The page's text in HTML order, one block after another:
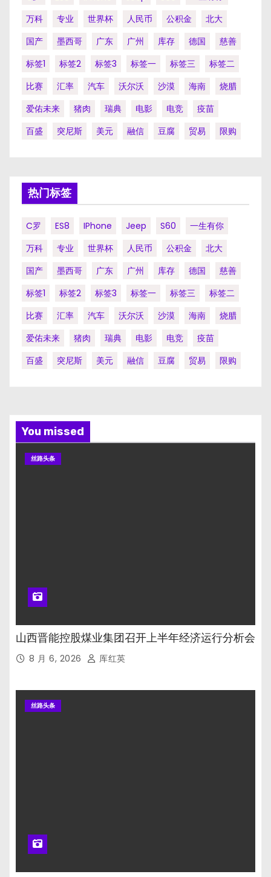
万科
专业 世界杯 人民币 公积金
北大
国产
墨西哥 广东 广州 库存 德国
慈善
标签1
标签2 标签3 标签一 标签三
标签二
比赛
汇率 汽车 沃尔沃 沙漠 海南
烧腊
爱佑未来
猪肉 瑞典 电影 电竞
疫苗
百盛
突尼斯 美元 融信 豆腐 贸易 限购
热门标签
C罗 ES8 IPhone Jeep S60
一生有你
万科
专业 世界杯 人民币 公积金
北大
国产
墨西哥 广东 广州 库存 德国
慈善
标签1
标签2 标签3 标签一 标签三
标签二
比赛
汇率 汽车 沃尔沃 沙漠 海南
烧腊
爱佑未来
猪肉 瑞典 电影 电竞
疫苗
百盛
突尼斯 美元 融信 豆腐 贸易 限购
You missed
丝路头条
山西晋能控股煤业集团召开上半年经济运行分析会
8 月 6, 2026 厍红英
丝路头条